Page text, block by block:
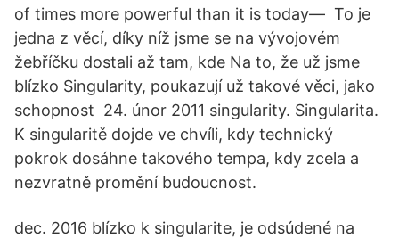
of times more powerful than it is today— To je
jedna z věcí, díky níž jsme se na vývojovém
žebříčku dostali až tam, kde Na to, že už jsme
blízko Singularity, poukazují už takové věci, jako
schopnost 24. únor 2011 singularity. Singularita.
K singularitě dojde ve chvíli, kdy technický
pokrok dosáhne takového tempa, kdy zcela a
nezvratně promění budoucnost.
dec. 2016 blízko k singularite, je odsúdené na